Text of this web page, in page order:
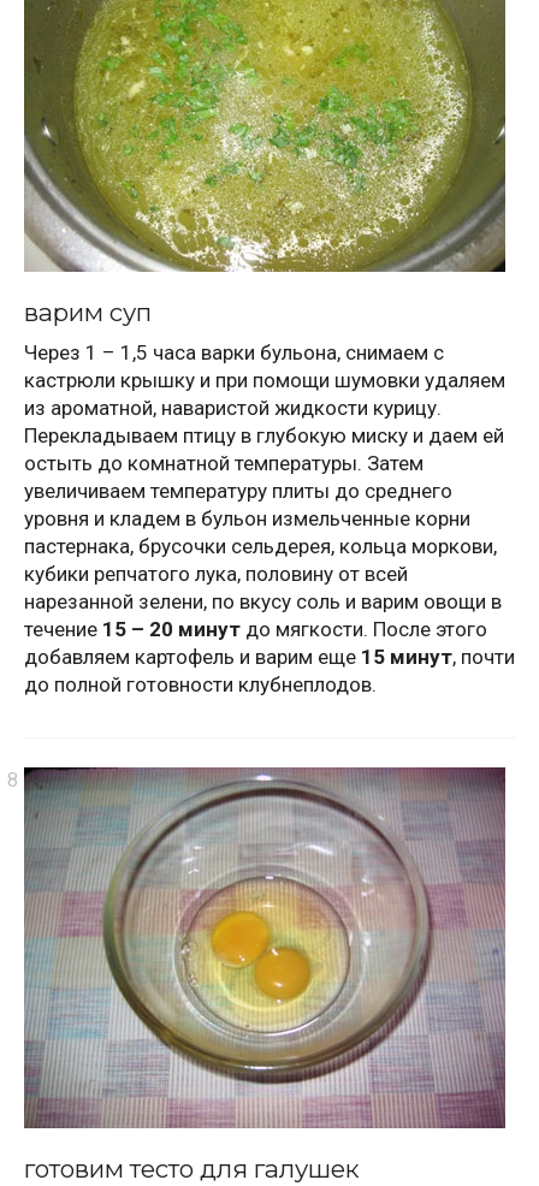
варим суп
Через 1 – 1,5 часа варки бульона, снимаем с
кастрюли крышку и при помощи шумовки удаляем
из ароматной, наваристой жидкости курицу.
Перекладываем птицу в глубокую миску и даем ей
остыть до комнатной температуры. Затем
увеличиваем температуру плиты до среднего
уровня и кладем в бульон измельченные корни
пастернака, брусочки сельдерея, кольца моркови,
кубики репчатого лука, половину от всей
нарезанной зелени, по вкусу соль и варим овощи в
течение 15 – 20 минут до мягкости. После этого
добавляем картофель и варим еще 15 минут, почти
до полной готовности клубнеплодов.
готовим тесто для галушек